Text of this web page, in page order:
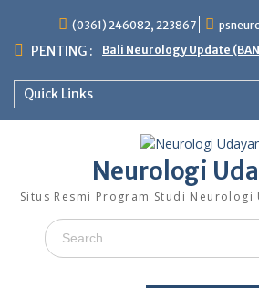
content
(0361) 246082, 223867
PENTING : Bali Neurology Update
Quick Links
Neurologi
Situs Resmi Program Studi Neurologi
Search
for: